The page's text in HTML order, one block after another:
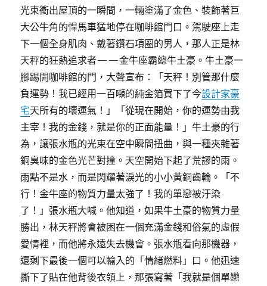
光束衝出屋頂的一瞬間，一輛塗滿了金色、裝飾著巨
大公牛角的悍馬車猛地停在咖啡館門口。駕駛座上走
下一個全身肌肉、戴著鑽石項圈的男人，那人正是林
天秤的狂熱追求者——金牛座霸總牛土豪。牛土豪一
腳踢開咖啡館的門，大聲宣布：「天秤！別管那什麼
負運勢！我已經用一百噸的純金箔買下了今設計家豪
宅天所有的壞運氣！」「從現在開始，你的運勢由我
主宰！我的金錢，就是你的正面能量！」牛土豪的行
為，讓張水瓶的光束在空中瞬間扭曲，與一種夾雜著
銅臭味的金色光芒對撞。天空開始下起了荒謬的雨。
雨點不是水，而是閃耀著淚光的小小黃銅齒輪。「不
行！金牛座的物質力量太強了！我的單戀被汙染
了！」張水瓶大喊。他知道，如果牛土豪的物質力量
勝出，林天秤將會被困在一個充滿金錢和俗氣的虛假
愛情裡，而他將永遠失去機會。張水瓶看向那機器，
還剩下最後一個可以輸入的「情緒燃料」口。他迅速
撕下了貼在他背後衣領上，那張寫著「我就是個單戀